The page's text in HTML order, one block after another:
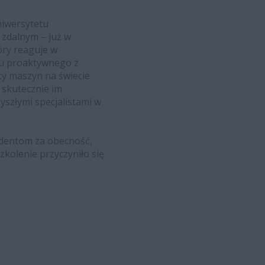
– już w
reaguje w
proaktywnego z
maszyn na świecie
im
specjalistami w
za obecność,
przyczyniło się